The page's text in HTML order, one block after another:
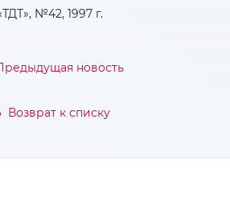
№42, 1997 г.
новость
Возврат к списку